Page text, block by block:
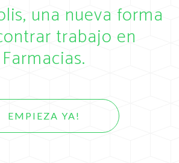
una nueva forma
trabajo en
Farmacias.
EMPIEZA YA!